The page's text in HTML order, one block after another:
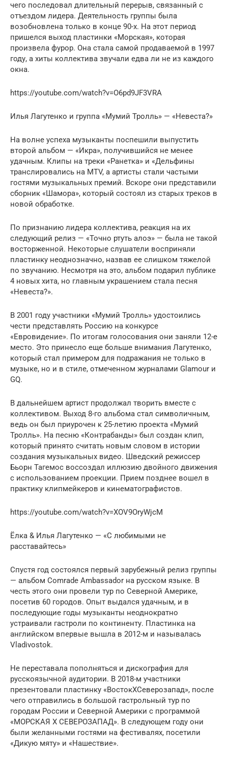
чего последовал длительный перерыв, связанный с
отъездом лидера. Деятельность группы была
возобновлена только в конце 90-х. На этот период
пришелся выход пластинки «Морская», которая
произвела фурор. Она стала самой продаваемой в 1997
году, а хиты коллектива звучали едва ли не из каждого
окна.
https://youtube.com/watch?v=O6pd9JF3VRA
Илья Лагутенко и группа «Мумий Тролль» — «Невеста?»
На волне успеха музыканты поспешили выпустить
второй альбом — «Икра», получившийся не менее
удачным. Клипы на треки «Ранетка» и «Дельфины
транслировались на MTV, а артисты стали частыми
гостями музыкальных премий. Вскоре они представили
сборник «Шамора», который состоял из старых треков в
новой обработке.
По признанию лидера коллектива, реакция на их
следующий релиз — «Точно ртуть алоэ» — была не такой
восторженной. Некоторые слушатели восприняли
пластинку неоднозначно, назвав ее слишком тяжелой
по звучанию. Несмотря на это, альбом подарил публике
4 новых хита, но главным украшением стала песня
«Невеста?».
В 2001 году участники «Мумий Тролль» удостоились
чести представлять Россию на конкурсе
«Евровидение». По итогам голосования они заняли 12-е
место. Это принесло еще больше внимания Лагутенко,
который стал примером для подражания не только в
музыке, но и в стиле, отмеченном журналами Glamour и
GQ.
В дальнейшем артист продолжал творить вместе с
коллективом. Выход 8-го альбома стал символичным,
ведь он был приурочен к 25-летию проекта «Мумий
Тролль». На песню «Контрабанды» был создан клип,
который принято считать новым словом в истории
создания музыкальных видео. Шведский режиссер
Бьорн Тагемос воссоздал иллюзию двойного движения
с использованием проекции. Прием позднее вошел в
практику клипмейкеров и кинематографистов.
https://youtube.com/watch?v=XOV9OryWjcM
Ёлка & Илья Лагутенко — «С любимыми не
расставайтесь»
Спустя год состоялся первый зарубежный релиз группы
— альбом Comrade Ambassador на русском языке. В
честь этого они провели тур по Северной Америке,
посетив 60 городов. Опыт выдался удачным, и в
последующие годы музыканты неоднократно
устраивали гастроли по континенту. Пластинка на
английском впервые вышла в 2012-м и называлась
Vladivostok.
Не переставала пополняться и дискография для
русскоязычной аудитории. В 2018-м участники
презентовали пластинку «ВостокХСеверозапад», после
чего отправились в большой гастрольный тур по
городам России и Северной Америки с программой
«МОРСКАЯ Х СЕВЕРОЗАПАД». В следующем году они
были желанными гостями на фестивалях, посетили
«Дикую мяту» и «Нашествие».